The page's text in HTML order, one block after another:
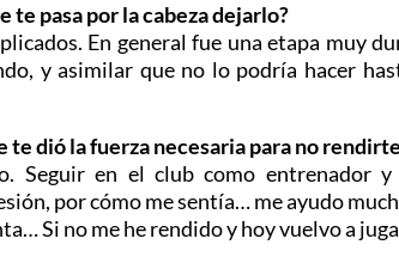
te pasa por la cabeza dejarlo?
En general fue una etapa muy
y asimilar que no lo podría hacer
te dió la fuerza necesaria para no
Seguir en el club como entrenador
por cómo me sentía… me ayudo
Si no me he rendido y hoy vuelvo a